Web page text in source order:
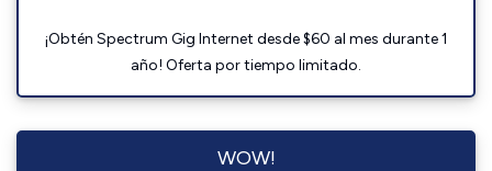
¡Obtén Spectrum Gig Internet desde $60 al mes durante 1
año! Oferta por tiempo limitado.
WOW!